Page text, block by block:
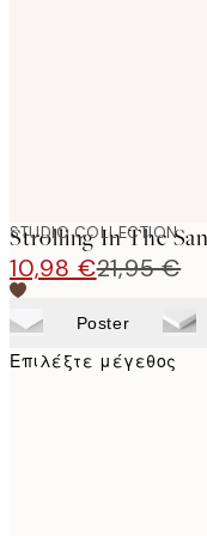
STUDIO COLLECTION
Strolling In The
10,98 €21,95 €
Poster
Επιλέξτε μέγεθος